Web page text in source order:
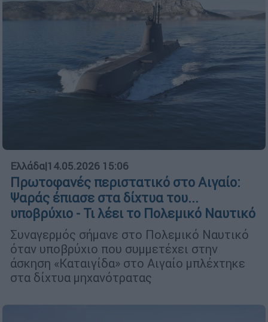
Ελλάδα|14.05.2026 15:06
Πρωτοφανές περιστατικό στο Αιγαίο:
Ψαράς έπιασε στα δίχτυα του...
υποβρύχιο - Τι λέει το Πολεμικό Ναυτικό
Συναγερμός σήμανε στο Πολεμικό Ναυτικό
όταν υποβρύχιο που συμμετέχει στην
άσκηση «Καταιγίδα» στο Αιγαίο μπλέχτηκε
στα δίχτυα μηχανότρατας